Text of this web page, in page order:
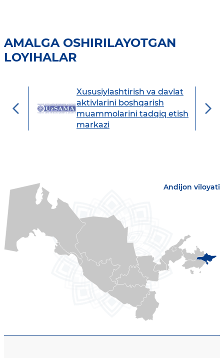
AMALGA OSHIRILAYOTGAN
LOYIHALAR
Xususiylashtirish va davlat
aktivlarini boshqarish
muammolarini tadqiq etish
markazi
Andijon viloyati